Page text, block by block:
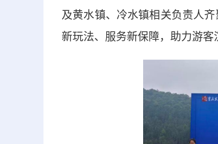
及黄水镇、冷水镇相关负责人
新玩法、服务新保障，助力游客